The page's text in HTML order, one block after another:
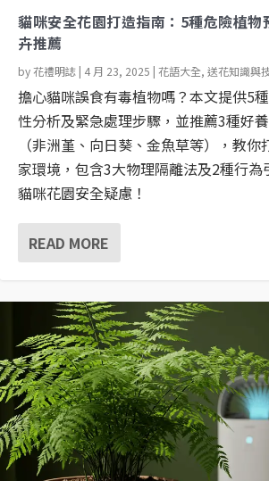
貓咪安全花園打造指南：5種危險植物
卉推薦
by花禮明誌 | 4 月 23, 2025 | 花語大全, 送花知識與
擔心貓咪誤食有毒植物嗎？本文提供5
性分析及緊急處理步驟，並推薦3種好
（非洲堇、向日葵、金魚草等），教
家環境，包含3大物理隔離法及2種行為
貓咪花園安全疑慮！
READ MORE